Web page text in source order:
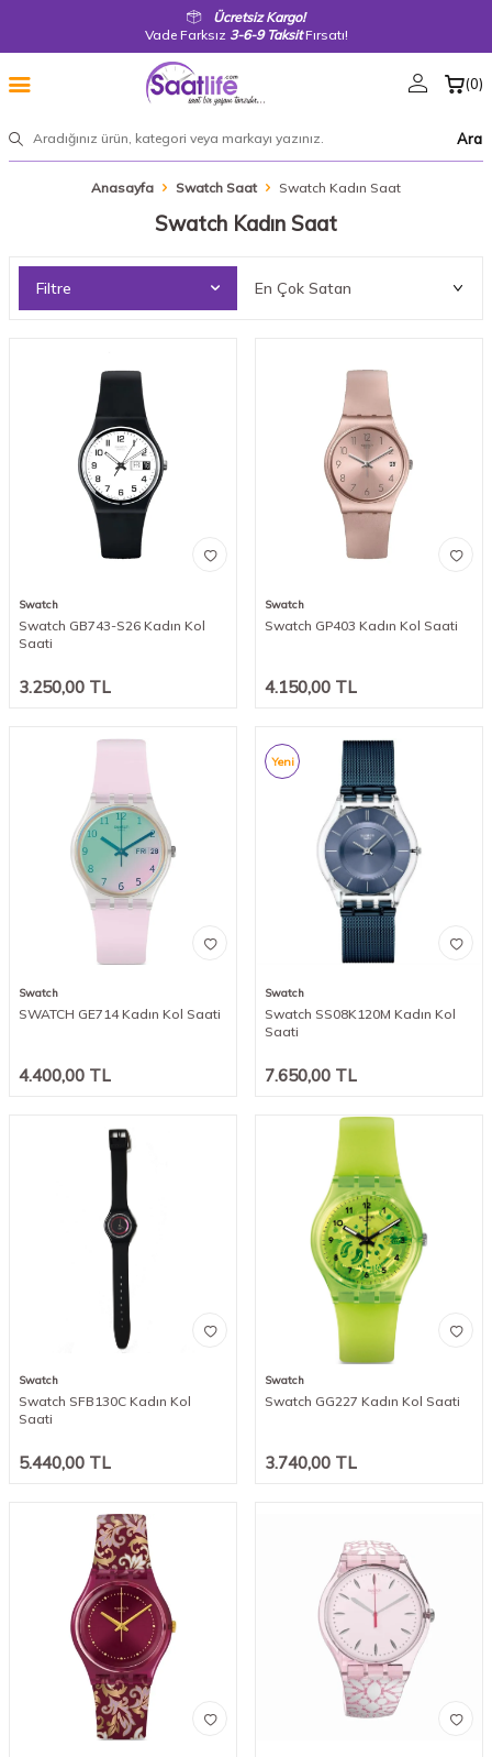
Ücretsiz Kargo!
Vade Farksız 3-6-9 TaksitFırsatı!
Ara
(0)
Anasayfa Swatch Saat Swatch Kadın Saat
Swatch Kadın Saat
Filtre
Swatch
Swatch GB743-S26 Kadın Kol
Saati
3.250,00 TL
Swatch
Swatch GP403 Kadın Kol Saati
4.150,00 TL
Swatch
SWATCH GE714 Kadın Kol Saati
4.400,00 TL
Yeni
Swatch
Swatch SS08K120M Kadın Kol
Saati
7.650,00 TL
Swatch
Swatch SFB130C Kadın Kol
Saati
5.440,00 TL
Swatch
Swatch GG227 Kadın Kol Saati
3.740,00 TL